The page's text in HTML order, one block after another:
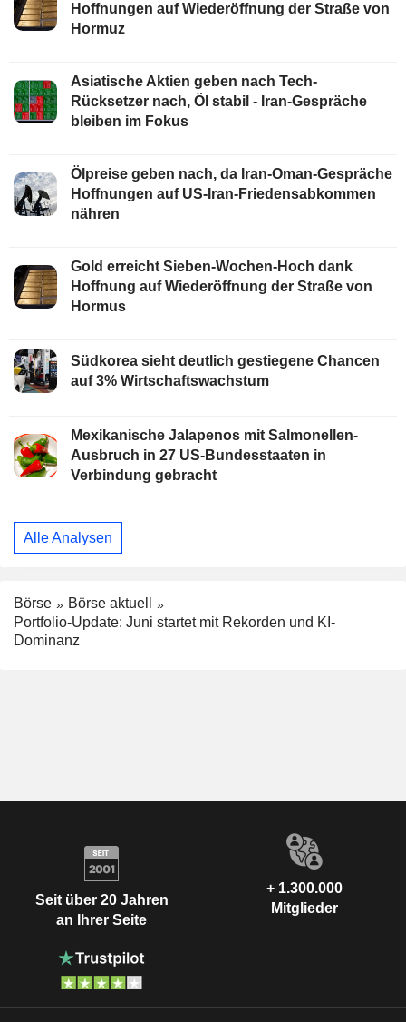
Hoffnungen auf Wiederöffnung der Straße von
Hormuz
Asiatische Aktien geben nach Tech-
Rücksetzer nach, Öl stabil - Iran-Gespräche
bleiben im Fokus
Ölpreise geben nach, da Iran-Oman-Gespräche
Hoffnungen auf US-Iran-Friedensabkommen
nähren
Gold erreicht Sieben-Wochen-Hoch dank
Hoffnung auf Wiederöffnung der Straße von
Hormus
Südkorea sieht deutlich gestiegene Chancen
auf 3% Wirtschaftswachstum
Mexikanische Jalapenos mit Salmonellen-
Ausbruch in 27 US-Bundesstaaten in
Verbindung gebracht
Alle Analysen
Börse
Börse aktuell
Portfolio-Update: Juni startet mit Rekorden und KI-
Dominanz
Seit über 20 Jahren
an Ihrer Seite
+ 1.300.000
Mitglieder